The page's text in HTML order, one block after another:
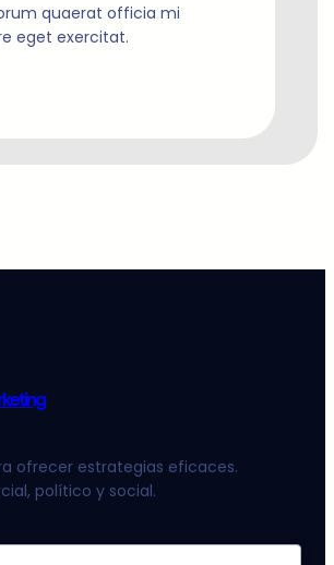
quaerat officia mi
eget exercitat.
ofrecer estrategias eficaces.
político y social.